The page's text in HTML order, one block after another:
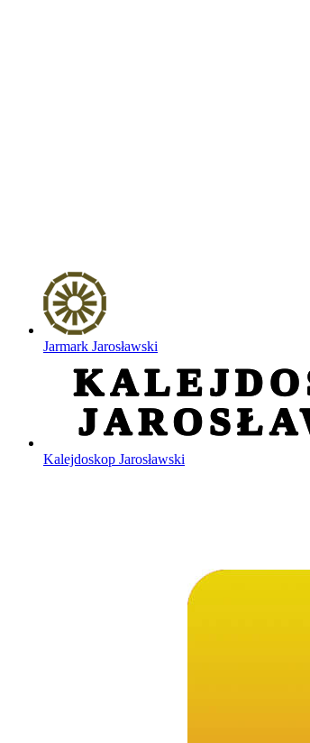
Jarmark Jarosławski
Kalejdoskop Jarosławski